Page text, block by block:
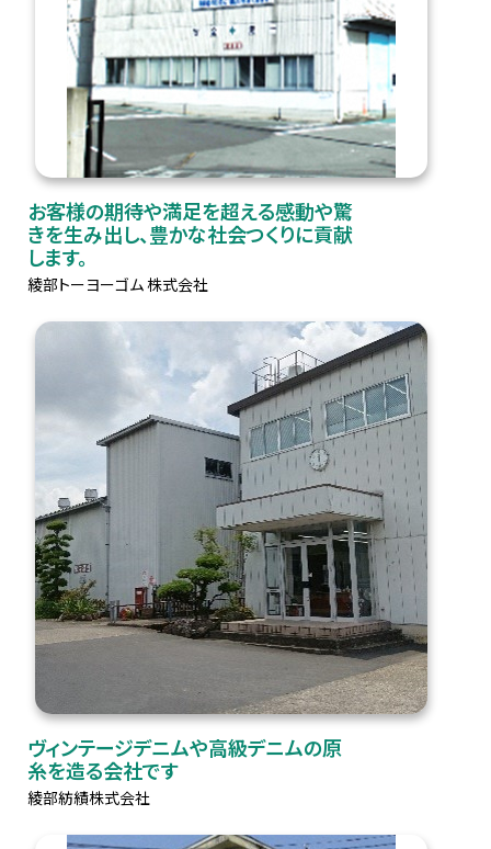
お客様の期待や満足を超える感動や驚
きを生み出し、豊かな社会つくりに貢献
します。
綾部トーヨーゴム 株式会社
ヴィンテージデニムや高級デニムの原
糸を造る会社です
綾部紡績株式会社